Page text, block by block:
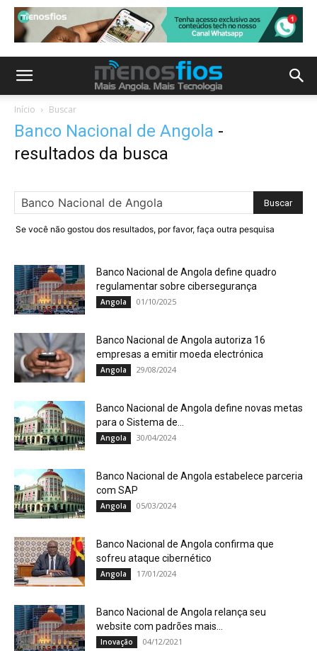
Início Buscar
Banco Nacional de Angola -
resultados da busca
Se você não gostou dos resultados, por favor, faça outra pesquisa
Banco Nacional de Angola define quadro
regulamentar sobre cibersegurança
Angola 01/10/2025
Banco Nacional de Angola autoriza 16
empresas a emitir moeda electrónica
Angola 29/08/2024
Banco Nacional de Angola define novas metas
para o Sistema de...
Angola 30/04/2024
Banco Nacional de Angola estabelece parceria
com SAP
Angola 05/03/2024
Banco Nacional de Angola confirma que
sofreu ataque cibernético
Angola 17/01/2024
Banco Nacional de Angola relança seu
website com padrões mais...
Inovação 04/12/2021